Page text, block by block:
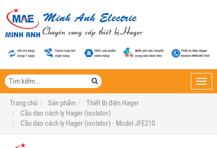
Trang chủ
Sản phẩm
Thiết Bị điện Hager
Cầu dao cách ly Hager (isolator)
Cầu dao cách ly Hager (isolator) - Model JFE210